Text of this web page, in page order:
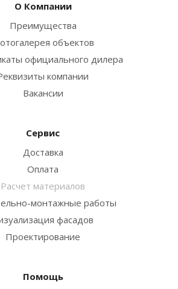
О Компании
Преимущества
объектов
официального дилера
компании
Вакансии
Сервис
Доставка
Оплата
Расчет материалов
монтажные работы
фасадов
Проектирование
Помощь